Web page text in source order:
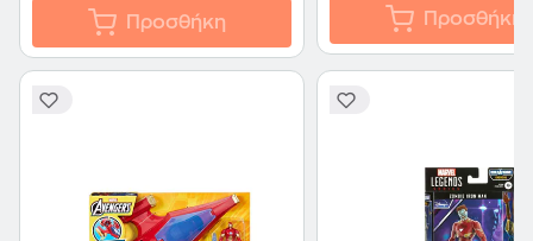
Προσθήκη Προσθήκη